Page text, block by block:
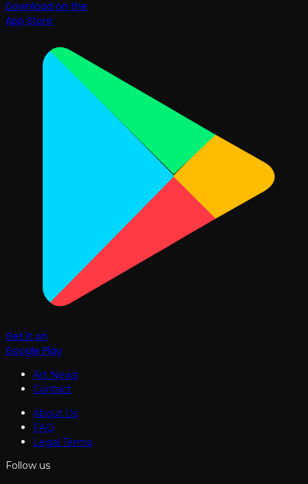
Download on the
App Store
Get it on
Google Play
Art News
Contact
About Us
FAQ
Legal Terms
Follow us